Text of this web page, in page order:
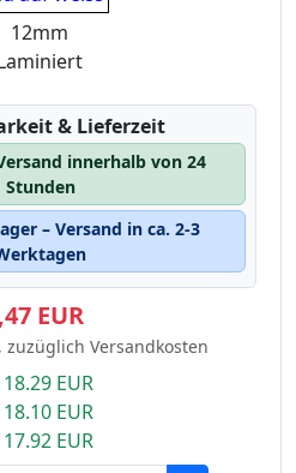
12mm
& Lieferzeit
innerhalb von 24
Stunden
– Versand in ca. 2-3
EUR
zuzüglich Versandkosten
EUR
EUR
EUR